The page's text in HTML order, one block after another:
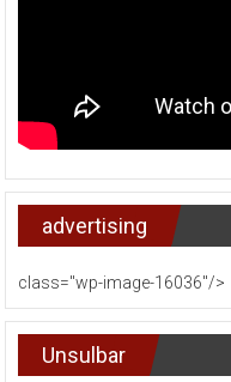
advertising
class="wp-image-16036"/>
Unsulbar